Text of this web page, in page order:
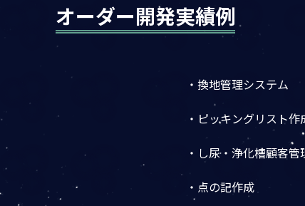
オーダー開発実績例
・換地管理システム
・ピッキングリスト作
・し尿・浄化槽顧客
・点の記作成